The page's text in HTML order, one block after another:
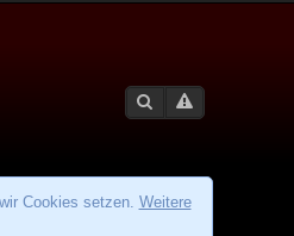
Cookies setzen. Weitere